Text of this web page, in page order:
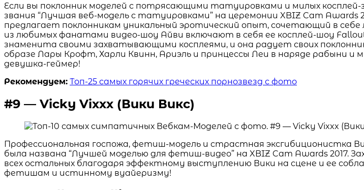
Если вы поклонник моделей с потрясающими татуировками и милых
звания “Лучшая веб-модель с татуировками” на церемонии XBIZ Cam Awards
предлагает поклонникам уникальный эротический опыт, сочетающий в
из любимых фанатами видео-шоу Айви включают в себя ее косплей-шоу
знаменита своими захватывающими косплеями, и она радует своих
образе Лары Крофт, Харли Квинн, Ариэль и принцессы Леи в наряде рабыни и
девушка-геймер!
Рекомендуем: Топ-25 самых горячих греческих порнозвезд с фото
#9 — Vicky Vixxx (Вики Викс)
Профессиональная госпожа, фетиш-модель и страстная эксгибиционистка
была названа “Лучшей моделью для фетиш-видео” на XBIZ Cam Awards
всех остальных благодаря эффектному выступлению Вики на сцене и ее
фетишам и истинному вуайеризму!